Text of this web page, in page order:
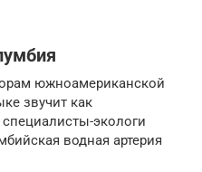
южноамериканской
звучит как
экологи
водная артерия